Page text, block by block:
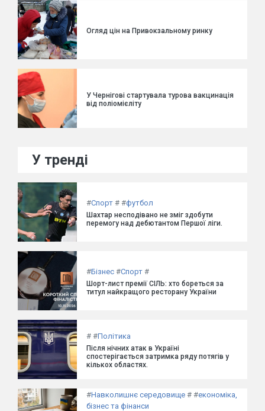
Огляд цін на Привокзальному ринку
У Чернігові стартувала турова вакцинація
від поліомієліту
У тренді
#Спорт # #футбол
Шахтар несподівано не зміг здобути
перемогу над дебютантом Першої ліги.
#Бізнес #Спорт #
Шорт-лист премії СІЛЬ: хто бореться за
титул найкращого ресторану України
# #Політика
Після нічних атак в Україні
спостерігається затримка ряду потягів у
кількох областях.
#Навколишнє середовище # #економіка,
бізнес та фінанси